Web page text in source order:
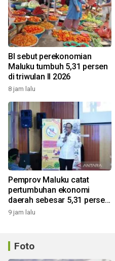
BI sebut perekonomian
Maluku tumbuh 5,31 persen
di triwulan II 2026
8 jam lalu
Pemprov Maluku catat
pertumbuhan ekonomi
daerah sebesar 5,31 persen
yoy triwulan II 2026
9 jam lalu
Foto